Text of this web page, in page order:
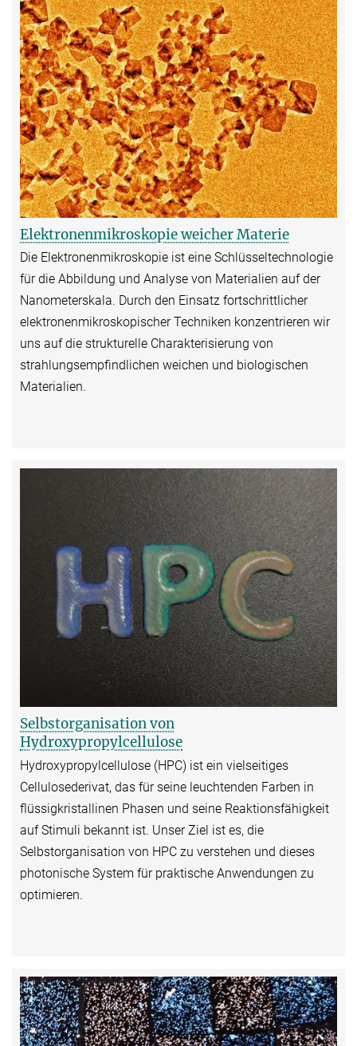
Elektronenmikroskopie weicher Materie
Die Elektronenmikroskopie ist eine Schlüsseltechnologie
für die Abbildung und Analyse von Materialien auf der
Nanometerskala. Durch den Einsatz fortschrittlicher
elektronenmikroskopischer Techniken konzentrieren wir
uns auf die strukturelle Charakterisierung von
strahlungsempfindlichen weichen und biologischen
Materialien.
Selbstorganisation von
Hydroxypropylcellulose
Hydroxypropylcellulose (HPC) ist ein vielseitiges
Cellulosederivat, das für seine leuchtenden Farben in
flüssigkristallinen Phasen und seine Reaktionsfähigkeit
auf Stimuli bekannt ist. Unser Ziel ist es, die
Selbstorganisation von HPC zu verstehen und dieses
photonische System für praktische Anwendungen zu
optimieren.